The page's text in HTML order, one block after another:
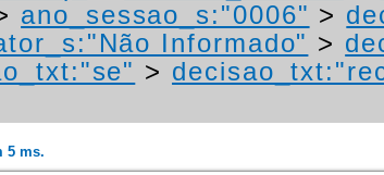
ano_sessao_s:"0006" >
Informado" >
>
5 ms.